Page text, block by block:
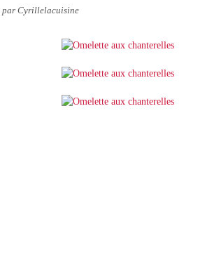
par Cyrillelacuisine